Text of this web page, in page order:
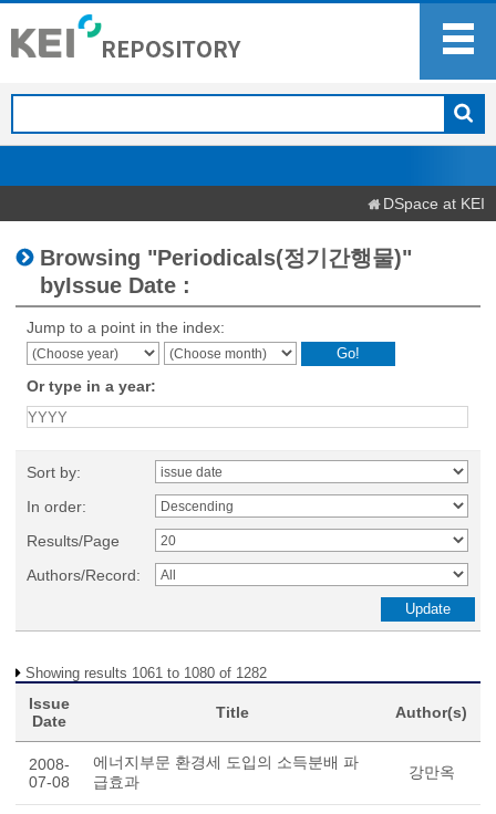
DSpace at KEI
Browsing "Periodicals(정기간행물)"
byIssue Date :
Jump to a point in the index:
Or type in a year:
Sort by:
In order:
Results/Page
Authors/Record:
Showing results 1061 to 1080 of 1282
Issue
Date
Title Author(s)
2008-
07-08
에너지부문 환경세 도입의 소득분배 파
급효과
강만옥